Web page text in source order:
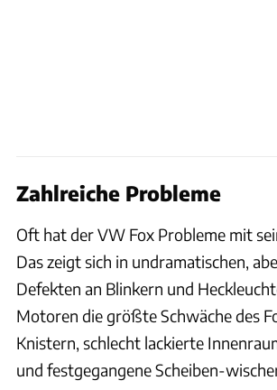
Zahlreiche Probleme
Oft hat der VW Fox Probleme mit
Das zeigt sich in undramatischen,
Defekten an Blinkern und
Motoren die größte Schwäche des
Knistern, schlecht lackierte
und festgegangene Scheiben-